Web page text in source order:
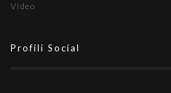
Video
Profili Social